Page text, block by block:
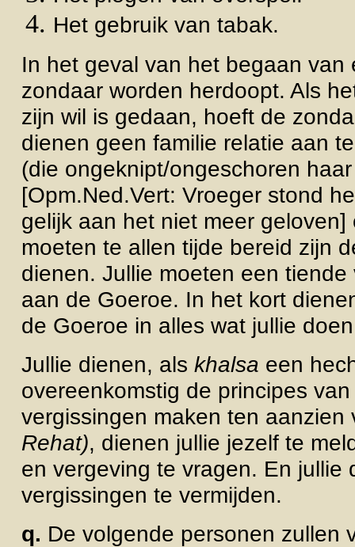
Het gebruik van tabak.
In het geval van het begaan
zondaar worden herdoopt. Als
zijn wil is gedaan, hoeft de
dienen geen familie relatie aan
(die ongeknipt/ongeschoren
[Opm.Ned.Vert: Vroeger stond
gelijk aan het niet meer
moeten te allen tijde bereid zijn
dienen. Jullie moeten een
aan de Goeroe. In het kort
de Goeroe in alles wat jullie
Jullie dienen, als khalsa een
overeenkomstig de principes
vergissingen maken ten
Rehat), dienen jullie jezelf te
en vergeving te vragen. En jullie
vergissingen te vermijden.
q. De volgende personen zullen